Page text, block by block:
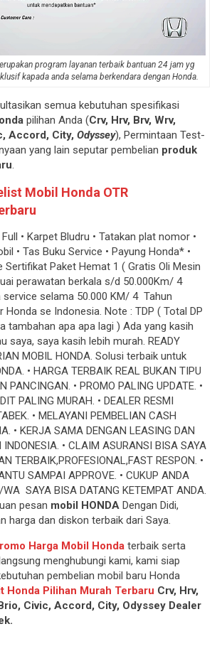
program layanan terbaik bantuan 24 jam yg
kapada anda selama berkendara dengan Honda.
semua kebutuhan spesifikasi
pilihan Anda (Crv, Hrv, Brv, Wrv,
Accord, City, Odyssey), Permintaan Test-
yang lain seputar pembelian produk
.
Mobil Honda OTR
Full • Karpet Bludru • Tatakan plat nomor •
• Tas Buku Service • Payung Honda* •
Sertifikat Paket Hemat 1 ( Gratis Oli Mesin
perawatan berkala s/d 50.000Km/ 4
service selama 50.000 KM/ 4 Tahun
Honda se Indonesia. Note : TDP ( Total DP
tambahan apa apa lagi ) Ada yang kasih
saya, saya kasih lebih murah. READY
MOBIL HONDA. Solusi terbaik untuk
• HARGA TERBAIK REAL BUKAN TIPU
PANCINGAN. • ‎PROMO PALING UPDATE. •
PALING MURAH. • ‎DEALER RESMI
• ‎MELAYANI PEMBELIAN CASH
• ‎KERJA SAMA DENGAN LEASING DAN
INDONESIA. • ‎CLAIM ASURANSI BISA SAYA
TERBAIK,PROFESIONAL,FAST RESPON. •
SAMPAI APPROVE. • ‎CUKUP ANDA
SAYA BISA DATANG KETEMPAT ANDA.
pesan mobil HONDA Dengan Didi,
harga dan diskon terbaik dari Saya.
Harga Mobil Honda terbaik serta
menghubungi kami, kami siap
pembelian mobil baru Honda
Honda Pilihan Murah Terbaru Crv, Hrv,
Civic, Accord, City, Odyssey Dealer